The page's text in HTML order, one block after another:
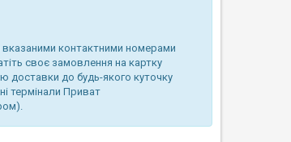
контактними номерами
своє замовлення на картку
доставки до будь-якого куточку
термінали Приват